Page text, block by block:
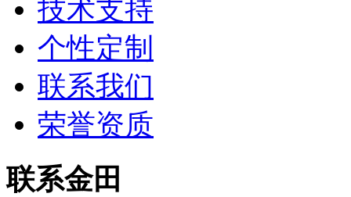
技术支持
个性定制
联系我们
荣誉资质
联系金田